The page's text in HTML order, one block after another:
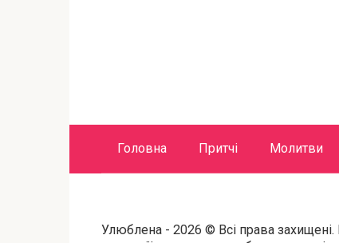
Головна Притчі Молитви
Улюблена - 2026 © Всі права захищені.